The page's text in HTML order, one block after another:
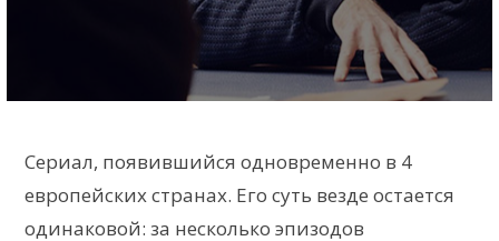
Сериал, появившийся одновременно в 4
европейских странах. Его суть везде остается
одинаковой: за несколько эпизодов